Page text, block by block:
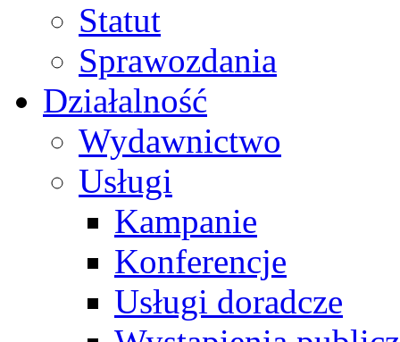
Statut
Sprawozdania
Działalność
Wydawnictwo
Usługi
Kampanie
Konferencje
Usługi doradcze